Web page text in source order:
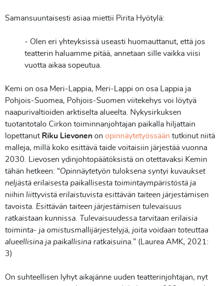
Samansuuntaisesti asiaa miettii Pirita Hyötylä:
- Olen eri yhteyksissä useasti huomauttanut, että jos
teatterin haluamme pitää, annetaan sille vaikka viisi
vuotta aikaa sopeutua.
Kemi on osa Meri-Lappia, Meri-Lappi on osa Lappia ja
Pohjois-Suomea, Pohjois-Suomen viitekehys voi löytyä
naapurivaltioiden arktiselta alueelta. Nykysirkuksen
tuotantotalo Cirkon toiminnanjohtajan paikalla hiljattain
lopettanut Riku Lievonen on opinnäytetyössään tutkinut niitä
malleja, millä koko esittävä taide voitaisiin järjestää vuonna
2030. Lievosen ydinjohtopäätöksistä on otettavaksi Kemin
tähän hetkeen: “Opinnäytetyön tuloksena syntyi kuvaukset
neljästä erilaisesta paikallisesta toimintaympäristöstä ja
niihin liittyvistä erilaistuvista esittävän taiteen järjestämisen
tavoista. Esittävän taiteen järjestämisen tulevaisuus
ratkaistaan kunnissa. Tulevaisuudessa tarvitaan erilaisia
toiminta- ja omistusmallijärjestelyjä, joita voidaan toteuttaa
alueellisina ja paikallisina ratkaisuina. ” (Laurea AMK, 2021:
3)
On suhteellisen lyhyt aikajänne uuden teatterinjohtajan, nyt